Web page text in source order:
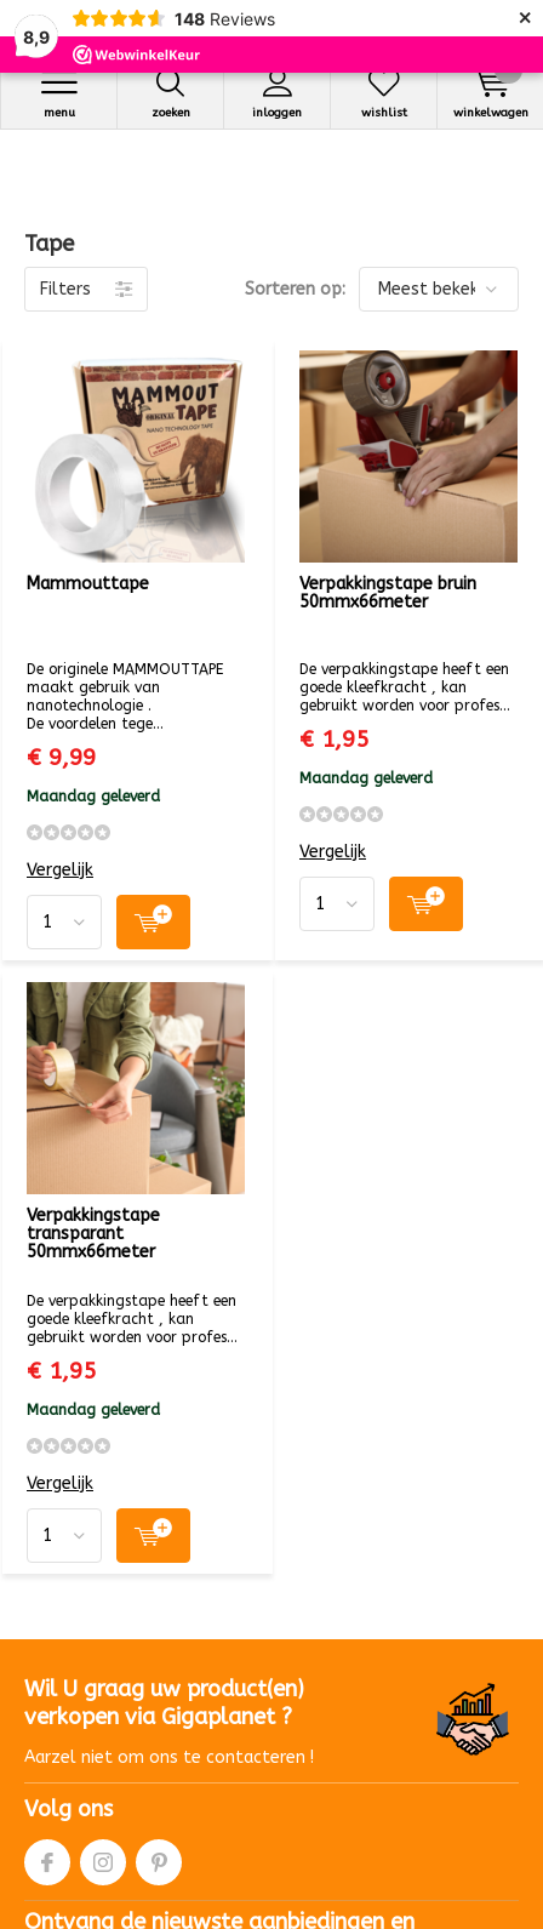
8,9
148 Reviews ×
zoeken inloggen
menu wishlist winkelwagen
Tape
Filters Sorteren op:
Mammouttape
De originele MAMMOUTTAPE
maakt gebruik van
nanotechnologie .
De voordelen tege...
€ 9,99
Maandag geleverd
Vergelijk
Verpakkingstape bruin
50mmx66meter
De verpakkingstape heeft een
goede kleefkracht , kan
gebruikt worden voor profes...
€ 1,95
Maandag geleverd
Vergelijk
Verpakkingstape
transparant
50mmx66meter
De verpakkingstape heeft een
goede kleefkracht , kan
gebruikt worden voor profes...
€ 1,95
Maandag geleverd
Vergelijk
Wil U graag uw product(en)
verkopen via Gigaplanet ?
Aarzel niet om ons te contacteren !
Volg ons
Ontvang de nieuwste aanbiedingen en